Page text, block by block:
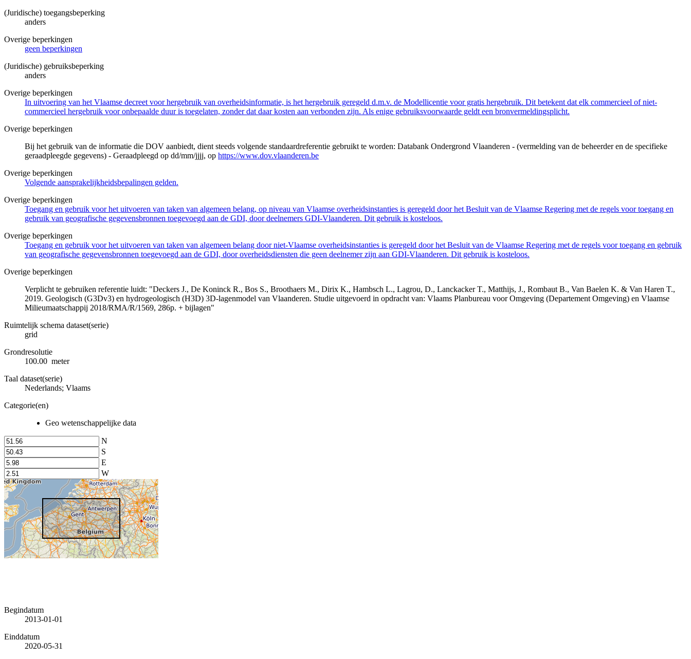
(Juridische) toegangsbeperking
anders
Overige beperkingen
geen beperkingen
(Juridische) gebruiksbeperking
anders
Overige beperkingen
In uitvoering van het Vlaamse decreet voor hergebruik van overheidsinformatie, is het hergebruik geregeld d.m.v. de Modellicentie voor gratis hergebruik. Dit betekent dat elk commercieel of niet-
commercieel hergebruik voor onbepaalde duur is toegelaten, zonder dat daar kosten aan verbonden zijn. Als enige gebruiksvoorwaarde geldt een bronvermeldingsplicht.
Overige beperkingen
Bij het gebruik van de informatie die DOV aanbiedt, dient steeds volgende standaardreferentie gebruikt te worden: Databank Ondergrond Vlaanderen - (vermelding van de beheerder en de specifieke
geraadpleegde gegevens) - Geraadpleegd op dd/mm/jjjj, op https://www.dov.vlaanderen.be
Overige beperkingen
Volgende aansprakelijkheidsbepalingen gelden.
Overige beperkingen
Toegang en gebruik voor het uitvoeren van taken van algemeen belang, op niveau van Vlaamse overheidsinstanties is geregeld door het Besluit van de Vlaamse Regering met de regels voor toegang en
gebruik van geografische gegevensbronnen toegevoegd aan de GDI, door deelnemers GDI-Vlaanderen. Dit gebruik is kosteloos.
Overige beperkingen
Toegang en gebruik voor het uitvoeren van taken van algemeen belang door niet-Vlaamse overheidsinstanties is geregeld door het Besluit van de Vlaamse Regering met de regels voor toegang en gebruik
van geografische gegevensbronnen toegevoegd aan de GDI, door overheidsdiensten die geen deelnemer zijn aan GDI-Vlaanderen. Dit gebruik is kosteloos.
Overige beperkingen
Verplicht te gebruiken referentie luidt: "Deckers J., De Koninck R., Bos S., Broothaers M., Dirix K., Hambsch L., Lagrou, D., Lanckacker T., Matthijs, J., Rombaut B., Van Baelen K. & Van Haren T.,
2019. Geologisch (G3Dv3) en hydrogeologisch (H3D) 3D-lagenmodel van Vlaanderen. Studie uitgevoerd in opdracht van: Vlaams Planbureau voor Omgeving (Departement Omgeving) en Vlaamse
Milieumaatschappij 2018/RMA/R/1569, 286p. + bijlagen"
Ruimtelijk schema dataset(serie)
grid
Grondresolutie
100.00 meter
Taal dataset(serie)
Nederlands; Vlaams
Categorie(en)
Geo wetenschappelijke data
N
S
E
W
Begindatum
2013-01-01
Einddatum
2020-05-31